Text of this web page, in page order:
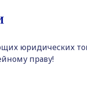
юридических
праву!